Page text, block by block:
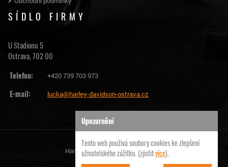
SÍDLO FIRMY
U Stadionu 5
Ostrava, 702 00
Telefon:
+420 739 703 973
E-mail: lucka@harley-davidson-ostrava.cz
Harley Davidson Ostrava | © 2026
Upozornění
Tento web použivá soubory cookies ke zlepšení
uživatelského zážitku. (zjistitvíce).